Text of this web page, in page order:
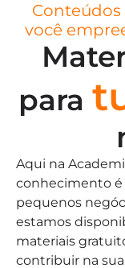
Conteúdos
você
para
Aqui na
conhecimento é
pequenos
estamos
materiais
contribuir na